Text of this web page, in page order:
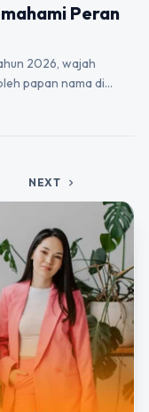
Peran
2026, wajah
papan nama di…
NEXT chevron_right